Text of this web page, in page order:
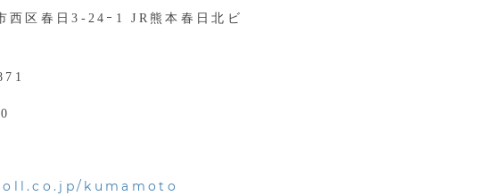
西区春日3-24ｰ1 JR熊本春日北ビ
kumamoto